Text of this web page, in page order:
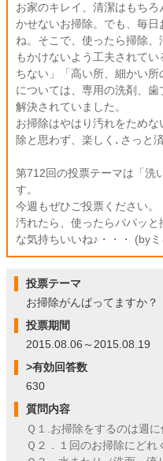
お家のキレイ、清潔はもち
かせないお掃除。でも、毎
ね。そこで、使ったら掃除
もかけないよう工夫されて
ちない」「高い所、細かい
については、専用の洗剤、
解決されていました。
お掃除はやはり汚れをため
除と思わず、楽しく､さっと
第712回の投票テーマは「洗
す。
今週もぜひご投票ください。
汚れたら、使ったらパパッ
な気持ちいいね♪・・・ (by
投票テーマ
お掃除がんばってますか？
投票期間
2015.08.06～2015.08.19
>有効回答数
630
質問内容
Ｑ１.お掃除をするのは週
Ｑ２．１回のお掃除にど